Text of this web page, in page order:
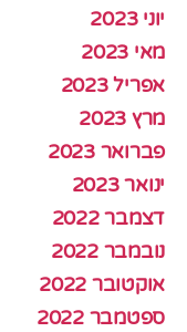
יוני 2023
מאי 2023
אפריל 2023
מרץ 2023
פברואר 2023
ינואר 2023
דצמבר 2022
נובמבר 2022
אוקטובר 2022
ספטמבר 2022